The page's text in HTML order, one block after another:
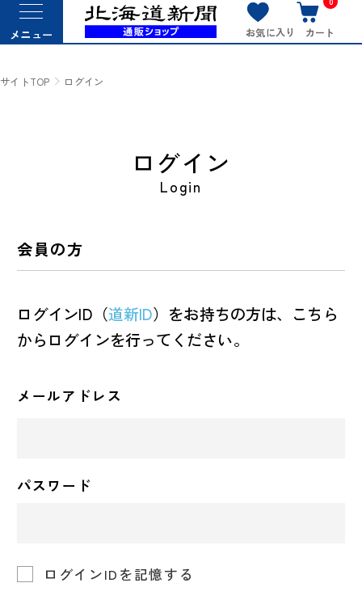
メニュー お気に入り カート
サイトTOP ログイン
ログイン
Login
会員の方
ログインID（道新ID）をお持ちの方は、こちら
からログインを行ってください。
メールアドレス
パスワード
ログインIDを記憶する